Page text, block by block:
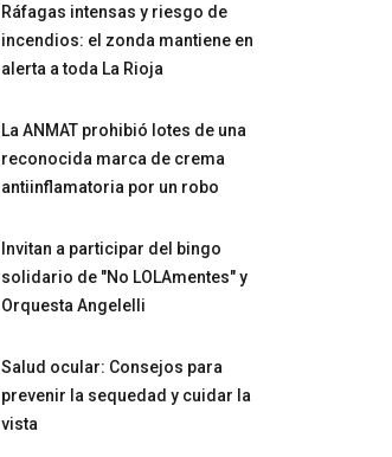
Ráfagas intensas y riesgo de
incendios: el zonda mantiene en
alerta a toda La Rioja
La ANMAT prohibió lotes de una
reconocida marca de crema
antiinflamatoria por un robo
Invitan a participar del bingo
solidario de "No LOLAmentes" y
Orquesta Angelelli
Salud ocular: Consejos para
prevenir la sequedad y cuidar la
vista